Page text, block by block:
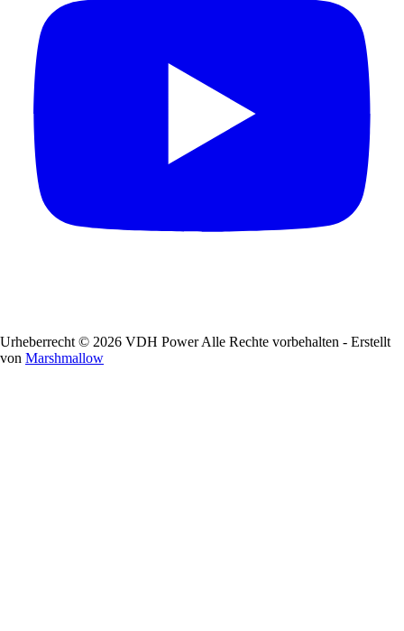
Urheberrecht © 2026 VDH Power Alle Rechte vorbehalten - Erstellt
von Marshmallow